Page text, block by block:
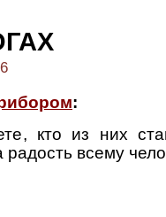
:
кто из них
радость всему